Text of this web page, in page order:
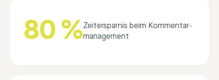
80 %Zeitersparnis beim Kommentar­
management